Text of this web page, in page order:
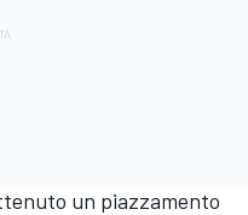
un piazzamento